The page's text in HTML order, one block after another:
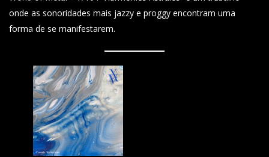
onde as sonoridades mais jazzy e proggy encontram uma
forma de se manifestarem.